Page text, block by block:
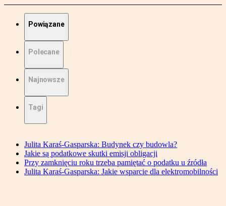
Powiązane
Polecane
Najnowsze
Tagi
Julita Karaś-Gasparska: Budynek czy budowla?
Jakie są podatkowe skutki emisji obligacji
Przy zamknięciu roku trzeba pamiętać o podatku u źródła
Julita Karaś-Gasparska: Jakie wsparcie dla elektromobilności